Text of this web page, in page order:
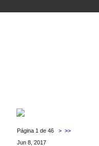
Página 1 de 46 > >>
Jun 8, 2017